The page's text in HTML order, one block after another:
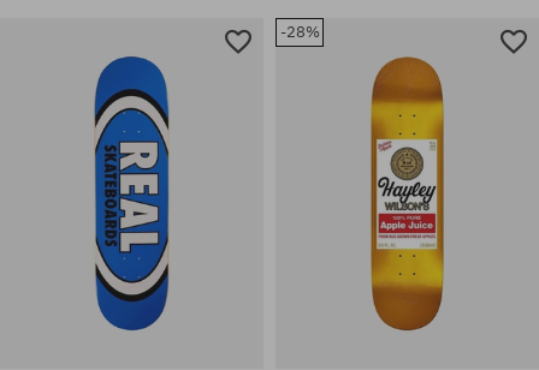
Dostupné veľkosti:
S; M; L; XL; XXL
Dostupné veľkosti:
-28%